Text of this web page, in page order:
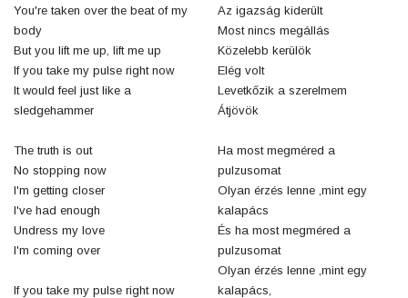
You're taken over the beat of my
body
But you lift me up, lift me up
If you take my pulse right now
It would feel just like a
sledgehammer
The truth is out
No stopping now
I'm getting closer
I've had enough
Undress my love
I'm coming over
If you take my pulse right now
Az igazság kiderült
Most nincs megállás
Közelebb kerülök
Elég volt
Levetkőzik a szerelmem
Átjövök
Ha most megméred a
pulzusomat
Olyan érzés lenne ,mint egy
kalapács
És ha most megméred a
pulzusomat
Olyan érzés lenne ,mint egy
kalapács,